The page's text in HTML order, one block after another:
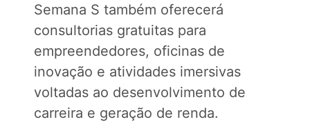
Semana S também oferecerá
consultorias gratuitas para
empreendedores, oficinas de
inovação e atividades imersivas
voltadas ao desenvolvimento de
carreira e geração de renda.